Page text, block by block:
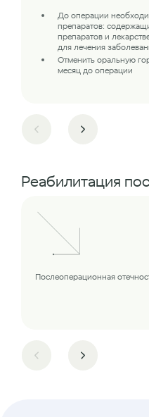
До операции
препаратов:
препаратов и
для лечения
Отменить оральную
месяц до операции
Реабилитация
Послеоперационная